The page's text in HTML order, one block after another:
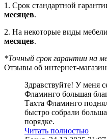
1. Срок стандартной
месяцев.
2. На некоторые виды
месяцев.
*Точный срок гарантии на
Отзывы об интернет-
Здравствуйте! У меня
Фламинго большая
Тахта Фламинго
быстро собрали
порядке.
Читать полностью